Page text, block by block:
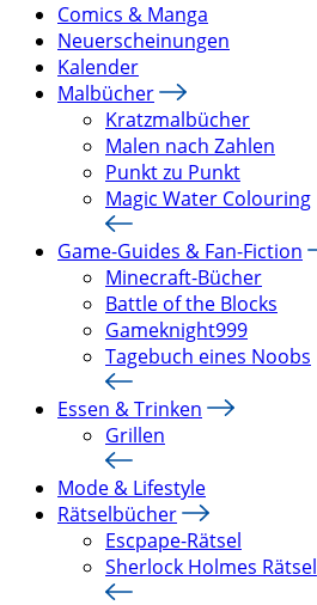
Comics & Manga
Neuerscheinungen
Kalender
Malbücher
Kratzmalbücher
Malen nach Zahlen
Punkt zu Punkt
Magic Water Colouring
Game-Guides & Fan-Fiction
Minecraft-Bücher
Battle of the Blocks
Gameknight999
Tagebuch eines Noobs
Essen & Trinken
Grillen
Mode & Lifestyle
Rätselbücher
Escpape-Rätsel
Sherlock Holmes Rätsel